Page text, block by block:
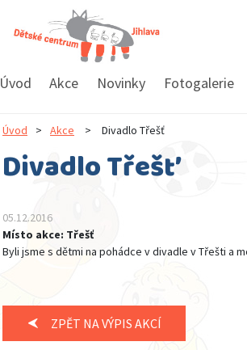
Úvod Akce Novinky Fotogalerie
Úvod > Akce > Divadlo Třešť
Divadlo Třešť
05.12.2016
Místo akce: Třešť
Byli jsme s dětmi na pohádce v divadle v Třešti a
ZPĚT NA VÝPIS AKCÍ